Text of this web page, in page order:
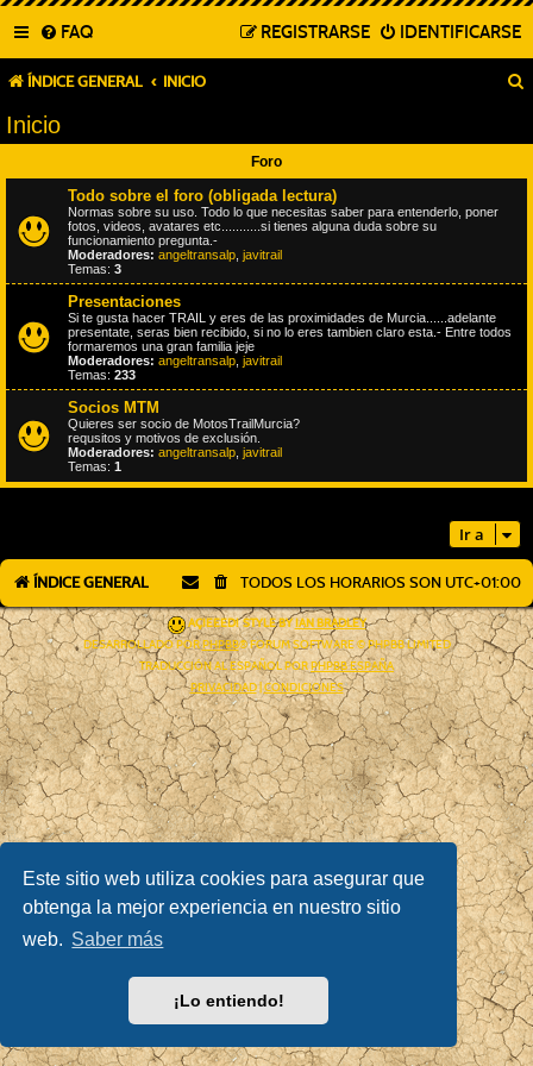
Este sitio web utiliza cookies para asegurar que
obtenga la mejor experiencia en nuestro sitio
web. Saber más
¡Lo entiendo!
FAQ IDENTIFICARSE
REGISTRARSE
ÍNDICE GENERAL INICIO
Inicio
Foro
Todo sobre el foro (obligada lectura)
Normas sobre su uso. Todo lo que necesitas saber para entenderlo, poner
fotos, videos, avatares etc...........si tienes alguna duda sobre su
funcionamiento pregunta.-
Moderadores: angeltransalp javitrail
Temas: 3
Presentaciones
Si te gusta hacer TRAIL y eres de las proximidades de Murcia......adelante
presentate, seras bien recibido, si no lo eres tambien claro esta.- Entre todos
formaremos una gran familia jeje
Moderadores: angeltransalp javitrail
Temas: 233
Socios MTM
Quieres ser socio de MotosTrailMurcia?
requsitos y motivos de exclusión.
Moderadores: angeltransalp javitrail
Temas: 1
Ir a
ÍNDICE GENERAL TODOS LOS HORARIOS SON UTC+01:00
AÇIEEED! STYLE BY IAN BRADLEY
DESARROLLADO PORPHPBB® FORUM SOFTWARE © PHPBB LIMITED
TRADUCCIÓN AL ESPAÑOL POR PHPBB ESPAÑA
PRIVACIDAD|CONDICIONES